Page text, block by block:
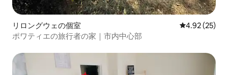
リロングウェの個室 レビュー25
4.92 (25)
ポワティエの旅行者の家｜市内中心部